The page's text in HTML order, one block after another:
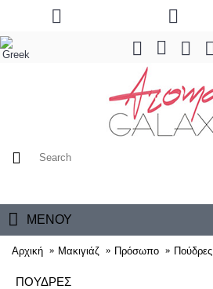
ΜΕΝΟΎ
Αρχική Μακιγιάζ Πρόσωπο Πούδρες
ΠΟΎΔΡΕΣ